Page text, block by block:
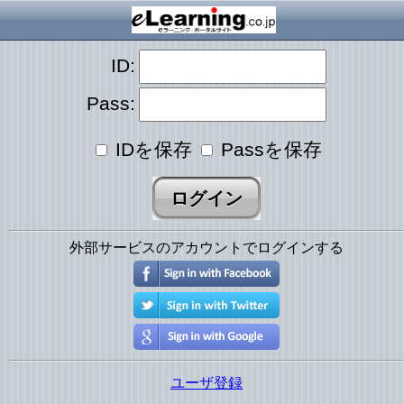
ID:
Pass:
IDを保存 Passを保存
外部サービスのアカウントでログインする
ユーザ登録